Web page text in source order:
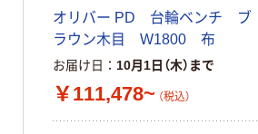
オリバー PD 台輪ベンチ ブ
ラウン木目 W1800 布
お届け日 10月1日（木）まで
￥111,478~ （税込）
コンパクト ビ
ビッド PEFC認
証
￥328~ （税込）
オリジナル
コピー用紙 マ
ルチペーパー
スーパーエコノ